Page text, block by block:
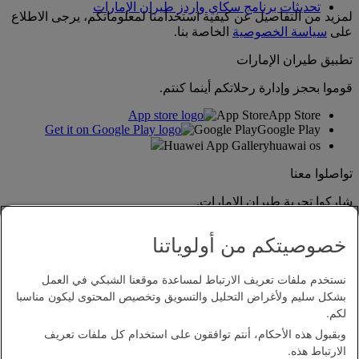
تحديثات برنامج سكاي واردز طيران الإمارات
لمزيد من التفاصيل عن كيفية استخدامنا لمعلوماتكم، يرجى الاطلاع
على سياسة الخصوصية الخاصة بنا.
تطبيق طيران الإمارات
قوموا بحجز وإدارة رحلاتكم أينما كنتم.
App StoreApp Store
Google PlayGoogle Play
Huawei App Galleryhuawai os
تواصلوا معنا
شاركوا تجربة طيران الإمارات.
بيان إمكانية الدخول
خصوصيتكم من أولوياتنا
نستخدم ملفات تعريف الارتباط لمساعدة موقعنا الشبكي في العمل
بشكل سليم ولأغراض التحليل والتسويق وتخصيص المحتوى ليكون مناسبا
لكم.
وبقبول هذه الأحكام، أنتم توافقون على استخدام كل ملفات تعريف
الارتباط هذه.